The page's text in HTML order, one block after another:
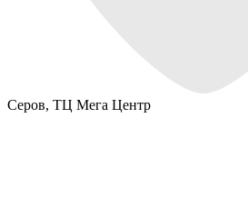
Серов, ТЦ Мега Центр